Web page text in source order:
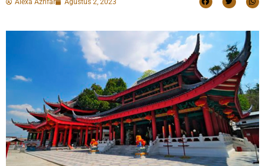
Alexa Azhfar Agustus 2, 2023